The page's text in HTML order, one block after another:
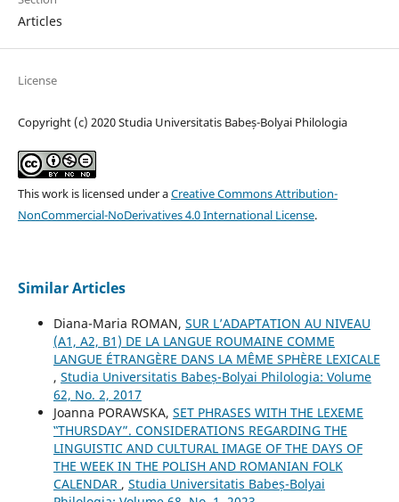
Articles
License
Copyright (c) 2020 Studia Universitatis Babeș-Bolyai Philologia
This work is licensed under aCreative Commons Attribution-
NonCommercial-NoDerivatives 4.0 International License.
Similar Articles
Diana-Maria ROMAN, SUR L’ADAPTATION AU NIVEAU
(A1, A2, B1) DE LA LANGUE ROUMAINE COMME
LANGUE ÉTRANGÈRE DANS LA MÊME SPHÈRE LEXICALE
, Studia Universitatis Babeș-Bolyai Philologia: Volume
62, No. 2, 2017
Joanna PORAWSKA, SET PHRASES WITH THE LEXEME
‟THURSDAY”. CONSIDERATIONS REGARDING THE
LINGUISTIC AND CULTURAL IMAGE OF THE DAYS OF
THE WEEK IN THE POLISH AND ROMANIAN FOLK
CALENDAR , Studia Universitatis Babeș-Bolyai